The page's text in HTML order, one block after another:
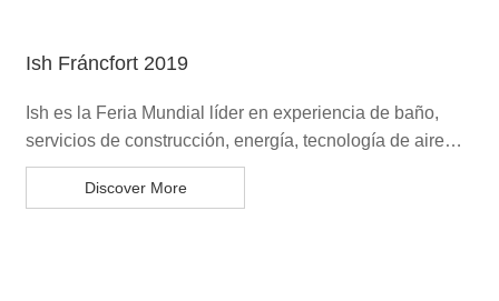
Ish Fráncfort 2019
Ish es la Feria Mundial líder en experiencia de baño,
servicios de construcción, energía, tecnología de aire
acondicionado y energías renovables, y la mayor
exposición combinada de agua y energía del mundo
Discover More